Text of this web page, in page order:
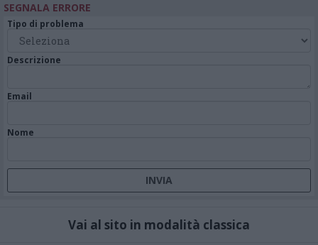
SEGNALA ERRORE
Tipo di problema
Descrizione
Email
Nome
Vai al sito in modalità classica